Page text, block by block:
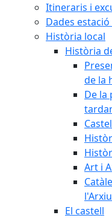
Itineraris i
Dades
Història local
Història
de la
De la
Art i
El castell